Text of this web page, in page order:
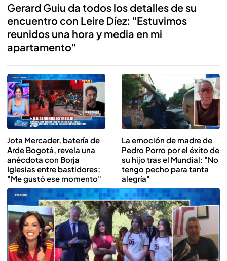
Gerard Guiu da todos los detalles de su
encuentro con Leire Díez: "Estuvimos
reunidos una hora y media en mi
apartamento"
Jota Mercader, batería de
Arde Bogotá, revela una
anécdota con Borja
Iglesias entre bastidores:
"Me gustó ese momento"
La emoción de madre de
Pedro Porro por el éxito de
su hijo tras el Mundial: "No
tengo pecho para tanta
alegría"